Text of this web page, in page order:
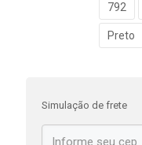
792
Preto
Simulação de frete